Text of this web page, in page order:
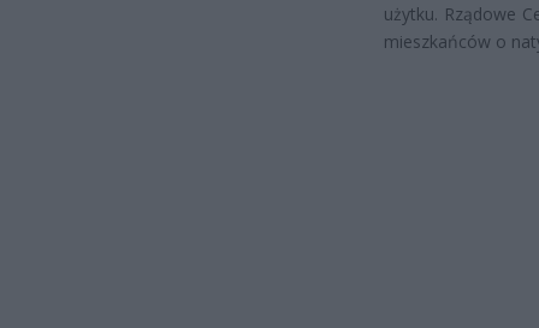
użytku. Rządowe
mieszkańców o